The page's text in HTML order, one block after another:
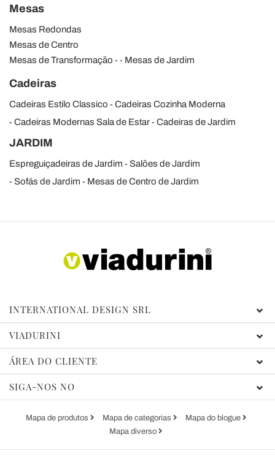
Mesas
Mesas Redondas
Mesas de Centro
Mesas de Transformação
Mesas de Jardim
Cadeiras
Cadeiras Estilo Classico
Cadeiras Cozinha Moderna
Cadeiras Modernas Sala de Estar
Cadeiras de Jardim
JARDIM
Espreguiçadeiras de Jardim
Salões de Jardim
Sofás de Jardim
Mesas de Centro de Jardim
INTERNATIONAL DESIGN SRL
VIADURINI
ÁREA DO CLIENTE
SIGA-NOS NO
Mapa de produtos Mapa de categorias
Mapa do blogue
Mapa diverso